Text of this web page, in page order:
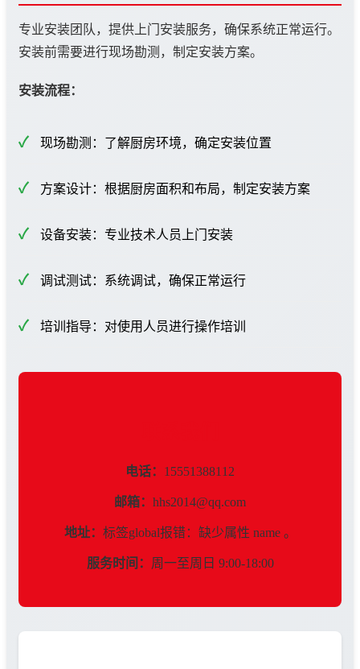
专业安装团队，提供上门安装服务，确保系统正常运行。
安装前需要进行现场勘测，制定安装方案。
安装流程：
现场勘测：了解厨房环境，确定安装位置
方案设计：根据厨房面积和布局，制定安装方案
设备安装：专业技术人员上门安装
调试测试：系统调试，确保正常运行
培训指导：对使用人员进行操作培训
电话： 15551388112
邮箱： hhs2014@qq.com
地址： 标签global报错：缺少属性 name 。
服务时间： 周一至周日 9:00-18:00